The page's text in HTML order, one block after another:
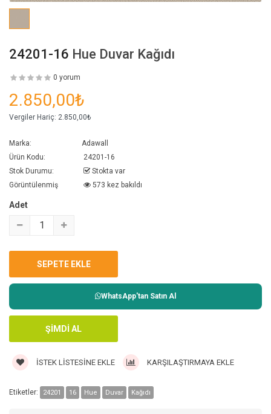
24201-16 Hue Duvar Kağıdı
0 yorum
2.850,00₺
Vergiler Hariç: 2.850,00₺
Marka:
Adawall
Ürün Kodu:
24201-16
Stok Durumu:
Stokta var
Görüntülenmiş
573 kez bakıldı
Adet
WhatsApp'tan Satın Al
İSTEK LISTESINE EKLE KARŞILAŞTIRMAYA EKLE
Etiketler: 24201 16 Hue Duvar Kağıdı